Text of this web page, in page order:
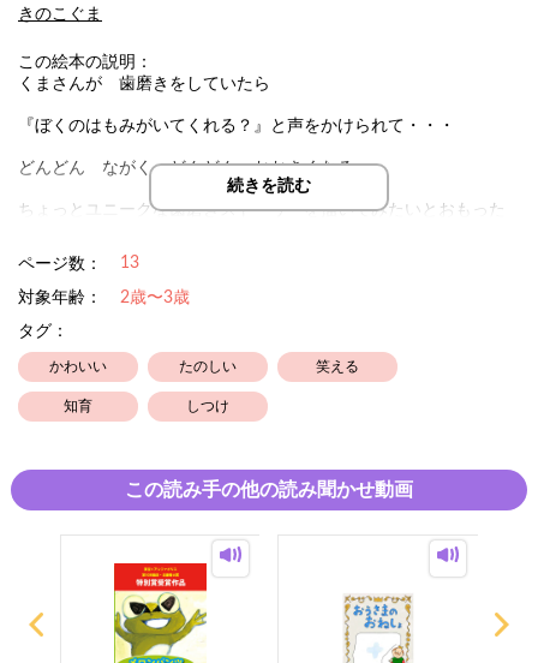
きのこぐま
この絵本の説明：
くまさんが 歯磨きをしていたら
『ぼくのはもみがいてくれる？』と声をかけられて・・・
どんどん ながく どんどん おおきくなる
ちょっとユニークな歯磨きストーリーを描いてみたいとおもった
続きを読む
ページ数： 13
対象年齢：
2歳〜3歳
タグ：
かわいい たのしい 笑える
知育 しつけ
この読み手の他の読み聞かせ動画